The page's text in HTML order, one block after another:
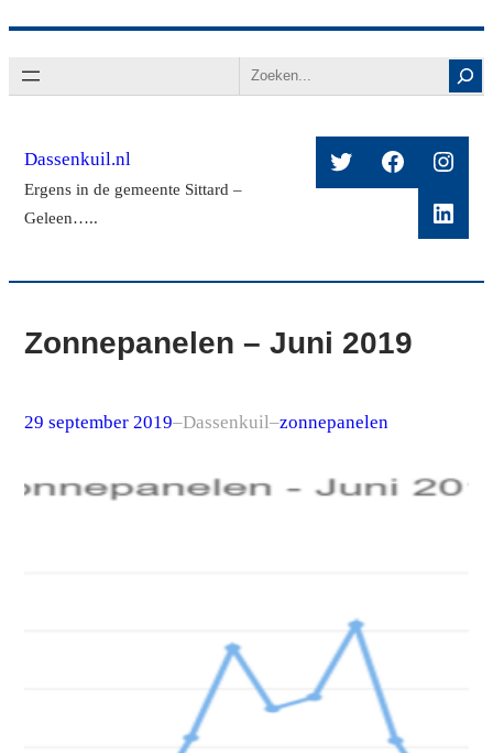
naar
Search
Dassenkuil.nl
Ergens in de gemeente Sittard –
Geleen…..
TwitterFacebook
Zonnepanelen – Juni 2019
29 september 2019–Dassenkuil–zonnepanelen